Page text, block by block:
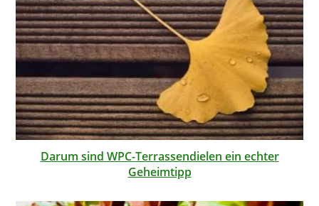
Darum sind WPC-Terrassendielen ein echter
Geheimtipp